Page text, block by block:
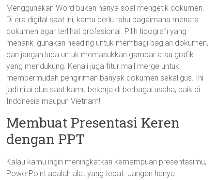
Menggunakan Word bukan hanya soal mengetik dokumen.
Di era digital saat ini, kamu perlu tahu bagaimana menata
dokumen agar terlihat profesional. Pilih tipografi yang
menarik, gunakan heading untuk membagi bagian dokumen,
dan jangan lupa untuk memasukkan gambar atau grafik
yang mendukung. Kenali juga fitur mail merge untuk
mempermudah pengiriman banyak dokumen sekaligus. Ini
jadi nilai plus saat kamu bekerja di berbagai usaha, baik di
Indonesia maupun Vietnam!
Membuat Presentasi Keren
dengan PPT
Kalau kamu ingin meningkatkan kemampuan presentasimu,
PowerPoint adalah alat yang tepat. Jangan hanya